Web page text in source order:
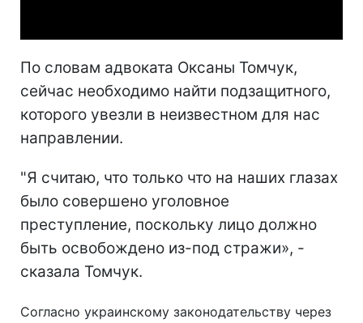
По словам адвоката Оксаны Томчук,
сейчас необходимо найти подзащитного,
которого увезли в неизвестном для нас
направлении.
"Я считаю, что только что на наших глазах
было совершено уголовное
преступление, поскольку лицо должно
быть освобождено из-под стражи», -
сказала Томчук.
Согласно украинскому законодательству через